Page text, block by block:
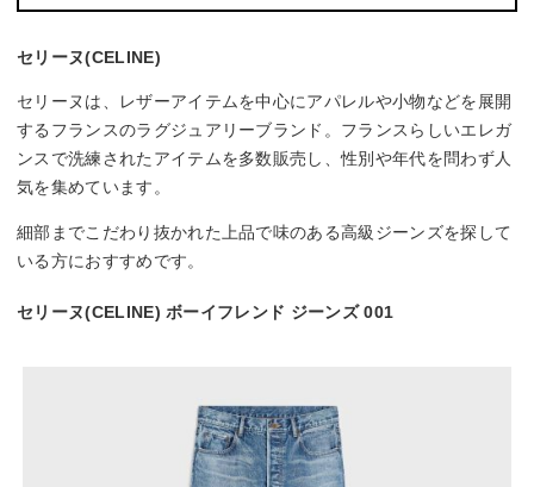
セリーヌ(CELINE)
セリーヌは、レザーアイテムを中心にアパレルや小物などを展開
するフランスのラグジュアリーブランド。フランスらしいエレガ
ンスで洗練されたアイテムを多数販売し、性別や年代を問わず人
気を集めています。
細部までこだわり抜かれた上品で味のある高級ジーンズを探して
いる方におすすめです。
セリーヌ(CELINE) ボーイフレンド ジーンズ 001